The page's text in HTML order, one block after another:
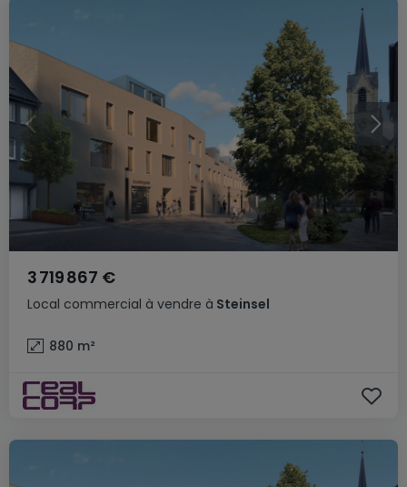
Local commercial à vendre à Steinsel
3 719 867 €
880 m²